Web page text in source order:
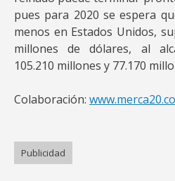
pues para 2020 se espera
menos en Estados Unidos,
millones de dólares, al
105.210 millones y 77.170
Colaboración:
Publicidad